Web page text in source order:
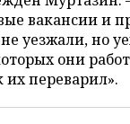
вакансии и
уезжали, но
они
переварил».